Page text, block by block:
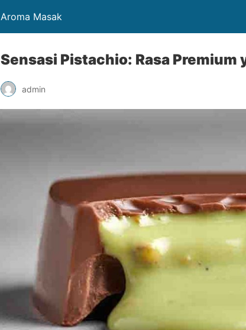
Aroma Masak
Sensasi Pistachio: Rasa Premium
admin